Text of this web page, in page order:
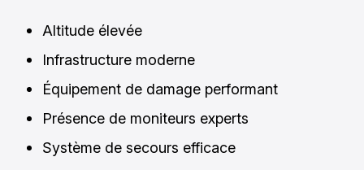
Altitude élevée
Infrastructure moderne
Équipement de damage performant
Présence de moniteurs experts
Système de secours efficace